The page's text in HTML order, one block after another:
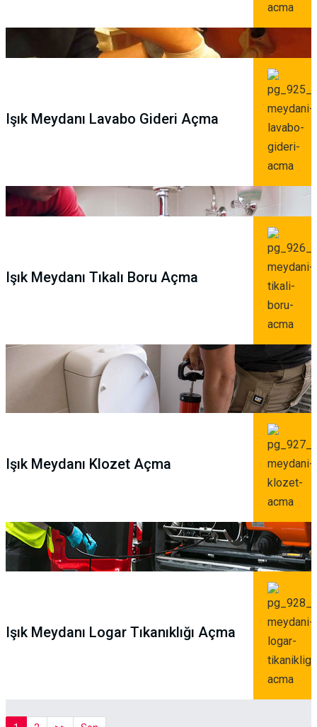
Işık Meydanı Lavabo Gideri Açma
Işık Meydanı Tıkalı Boru Açma
Işık Meydanı Klozet Açma
Işık Meydanı Logar Tıkanıklığı Açma